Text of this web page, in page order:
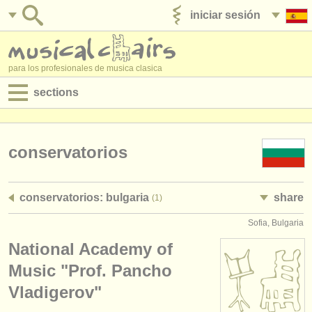
iniciar sesión
para los profesionales de musica clasica
sections
empleos - administración
cursillos
concursos
conservatorios
conservatorios: bulgaria (1) share
Sofia, Bulgaria
National Academy of
Music "Prof. Pancho
Vladigerov"